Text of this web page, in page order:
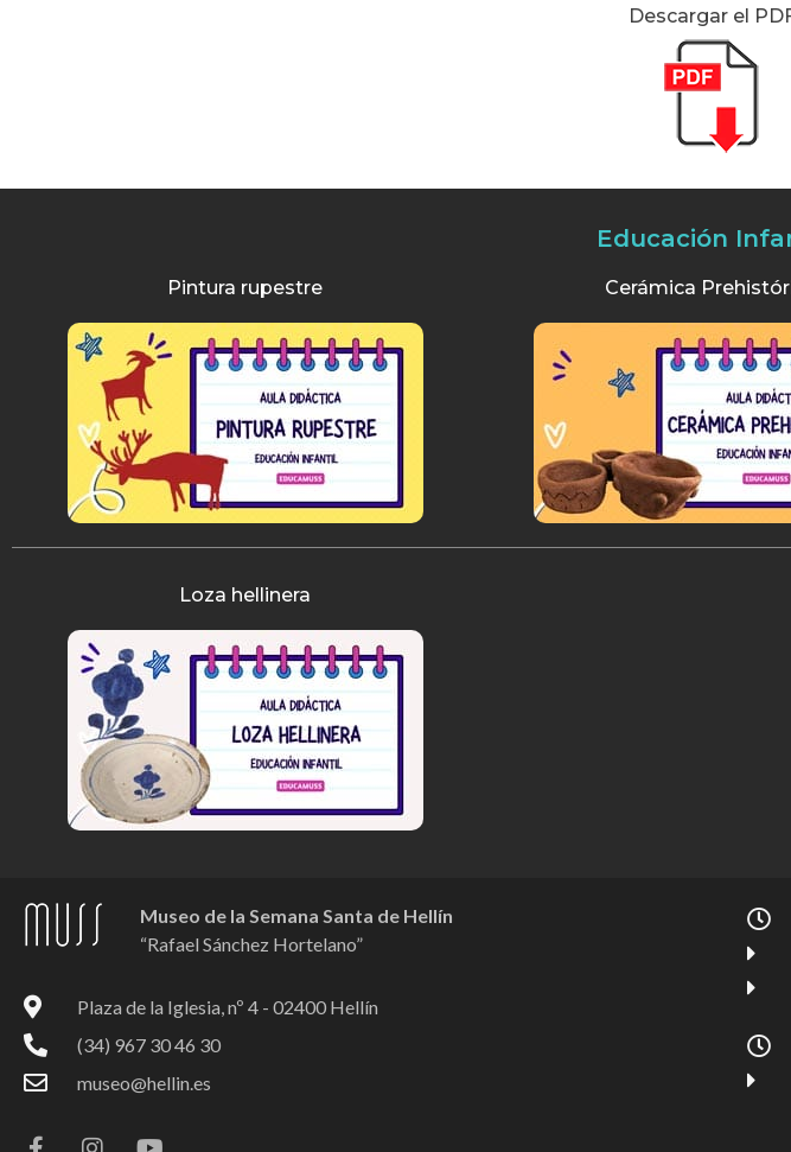
Descargar el
Educación
Pintura rupestre Cerámica
Loza hellinera
Museo de la Semana Santa de Hellín
“Rafael Sánchez Hortelano”
Plaza de la Iglesia, nº 4 - 02400 Hellín
(34) 967 30 46 30
museo@hellin.es
a
n
o